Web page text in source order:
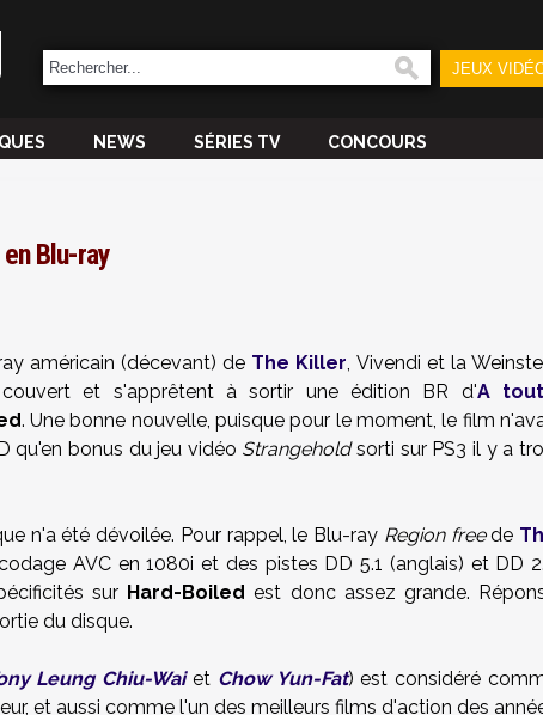
JEUX
NEWS SÉRIES TV CONCOURS
Blu-ray
américain (décevant) de The Killer, Vivendi et la
et s'apprêtent à sortir une édition BR d'A
. Une bonne nouvelle, puisque pour le moment, le film
qu'en bonus du jeu vidéo Strangeholdsorti sur PS3 il y a
n'a été dévoilée. Pour rappel, le Blu-ray Region freede
AVC en 1080i et des pistes DD 5.1 (anglais) et DD
sur Hard-Boiled est donc assez grande.
du disque.
Leung Chiu-Waiet Chow Yun-Fat) est considéré
et aussi comme l'un des meilleurs films d'action des